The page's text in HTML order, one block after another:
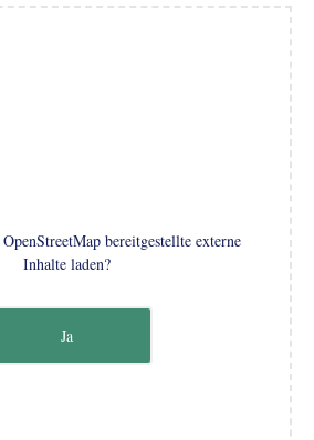
OpenStreetMapbereitgestellte externe
Inhalte laden?
Ja